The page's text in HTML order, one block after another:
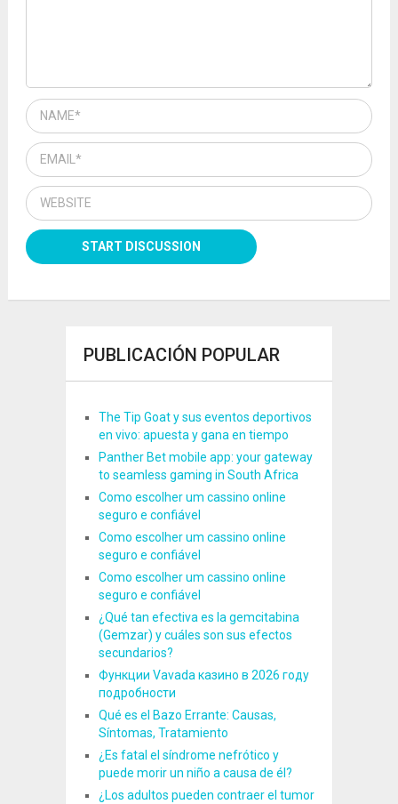
PUBLICACIÓN POPULAR
The Tip Goat y sus eventos deportivos
en vivo: apuesta y gana en tiempo
Panther Bet mobile app: your gateway
to seamless gaming in South Africa
Como escolher um cassino online
seguro e confiável
Como escolher um cassino online
seguro e confiável
Como escolher um cassino online
seguro e confiável
¿Qué tan efectiva es la gemcitabina
(Gemzar) y cuáles son sus efectos
secundarios?
Функции Vavada казино в 2026 году
подробности
Qué es el Bazo Errante: Causas,
Síntomas, Tratamiento
¿Es fatal el síndrome nefrótico y
puede morir un niño a causa de él?
¿Los adultos pueden contraer el tumor